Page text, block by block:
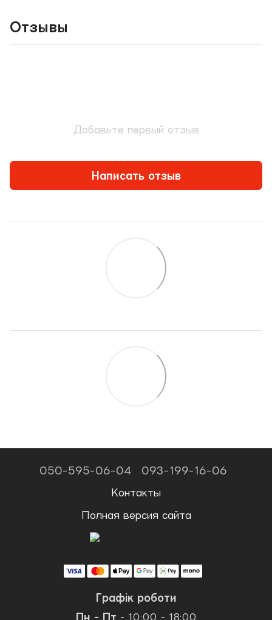
Отзывы
Добавьте первый отзыв
Написать отзыв
050-595-06-04 093-199-16-06
Контакты
Полная версия сайта
Графік роботи
Пн - Пт - 10:00 - 18:00